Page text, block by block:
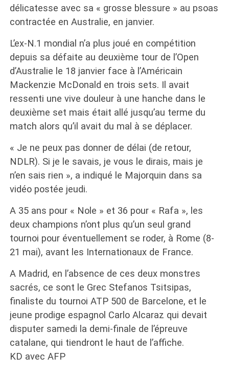
délicatesse avec sa « grosse blessure » au psoas
contractée en Australie, en janvier.
L’ex-N.1 mondial n’a plus joué en compétition
depuis sa défaite au deuxième tour de l’Open
d’Australie le 18 janvier face à l’Américain
Mackenzie McDonald en trois sets. Il avait
ressenti une vive douleur à une hanche dans le
deuxième set mais était allé jusqu’au terme du
match alors qu’il avait du mal à se déplacer.
« Je ne peux pas donner de délai (de retour,
NDLR). Si je le savais, je vous le dirais, mais je
n’en sais rien », a indiqué le Majorquin dans sa
vidéo postée jeudi.
A 35 ans pour « Nole » et 36 pour « Rafa », les
deux champions n’ont plus qu’un seul grand
tournoi pour éventuellement se roder, à Rome (8-
21 mai), avant les Internationaux de France.
A Madrid, en l’absence de ces deux monstres
sacrés, ce sont le Grec Stefanos Tsitsipas,
finaliste du tournoi ATP 500 de Barcelone, et le
jeune prodige espagnol Carlo Alcaraz qui devait
disputer samedi la demi-finale de l’épreuve
catalane, qui tiendront le haut de l’affiche.
KD avec AFP